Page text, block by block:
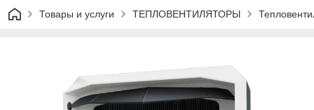
Товары и услуги ТЕПЛОВЕНТИЛЯТОРЫ